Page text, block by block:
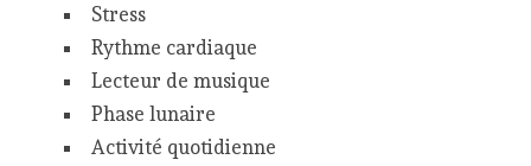
Stress
Rythme cardiaque
Lecteur de musique
Phase lunaire
Activité quotidienne